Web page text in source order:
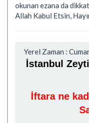
okunan ezana da
Allah Kabul Etsin,
Yerel Zaman :
İstanbul
İftara ne